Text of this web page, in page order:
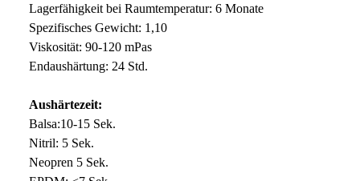
Lagerfähigkeit bei Raumtemperatur: 6 Monate
Spezifisches Gewicht: 1,10
Viskosität: 90-120 mPas
Endaushärtung: 24 Std.
Aushärtezeit:
Balsa:10-15 Sek.
Nitril: 5 Sek.
Neopren 5 Sek.